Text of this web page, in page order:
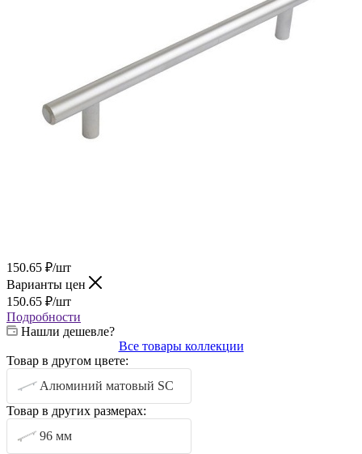
150.65 ₽/шт
Варианты цен
150.65 ₽/шт
Подробности
Нашли дешевле?
Все товары коллекции
Товар в другом цвете:
Алюминий матовый SC
Товар в других размерах:
96 мм